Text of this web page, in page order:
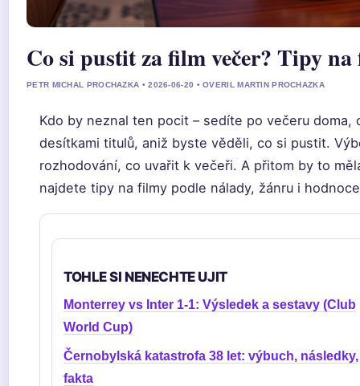
Co si pustit za film večer? Tipy na
PETR MICHAL PROCHAZKA • 2026-06-20 • OVERIL MARTIN PROCHAZKA
Kdo by neznal ten pocit – sedíte po večeru
desítkami titulů, aniž byste věděli, co si pustit.
rozhodování, co uvařit k večeři. A přitom by to
najdete tipy na filmy podle nálady, žánru i
TOHLE SI NENECHTE UJIT
Monterrey vs Inter 1-1: Výsledek a sestavy (Club
World Cup)
Černobylská katastrofa 38 let: výbuch, následky,
fakta